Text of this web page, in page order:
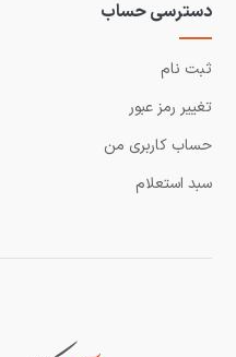
دسترسی حساب
ثبت نام
تغییر رمز عبور
حساب کاربری من
سبد استعلام